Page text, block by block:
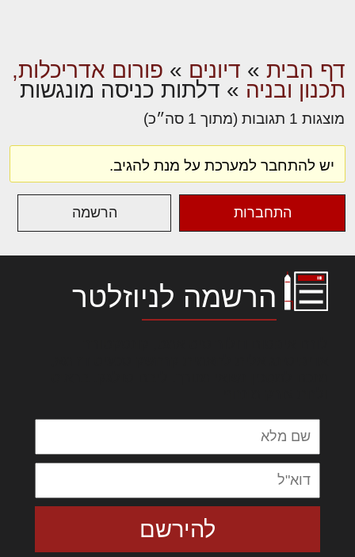
דף הבית » דיונים » פורום אדריכלות,
תכנון ובניה » דלתות כניסה מונגשות
מוצגות 1 תגובות (מתוך 1 סה״כ)
יש להתחבר למערכת על מנת להגיב.
התחברות הרשמה
הרשמה לניוזלטר